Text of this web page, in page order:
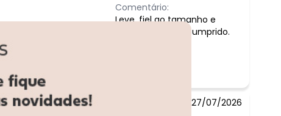
Comentário:
Leve, fiel ao tamanho e
qualidade. Short cumprido.
27/07/2026